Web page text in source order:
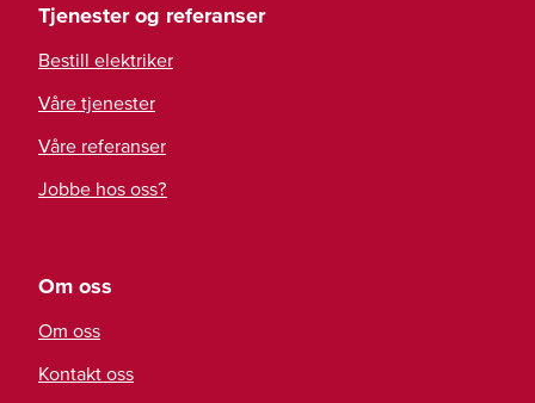
Tjenester og referanser
Bestill elektriker
Våre tjenester
Våre referanser
Jobbe hos oss?
Om oss
Om oss
Kontakt oss